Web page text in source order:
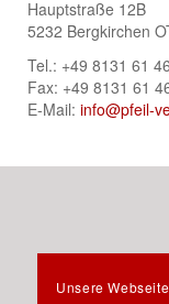
Hauptstraße 12B
5232 Bergkirchen
Tel.: +49 8131 61
Fax: +49 8131 61
E-Mail: info@pfeil-
Unsere